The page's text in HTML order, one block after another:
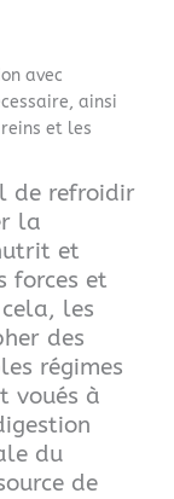
avec
ainsi
et les
de refroidir
la
et
forces et
les
des
régimes
voués à
du
de